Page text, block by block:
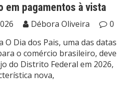
em pagamentos à vista
Débora Oliveira
0
O Dia dos Pais, uma das datas
o comércio brasileiro, deve
do Distrito Federal em 2026,
nova,